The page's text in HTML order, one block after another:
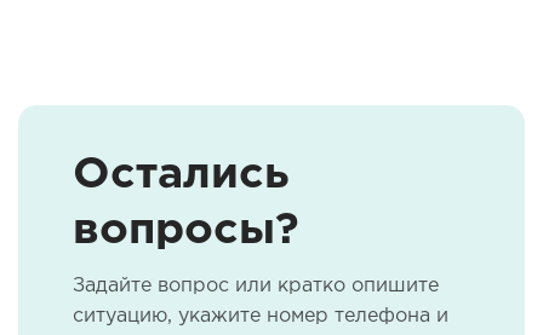
Остались
вопросы?
Задайте вопрос или кратко опишите
ситуацию, укажите номер телефона и